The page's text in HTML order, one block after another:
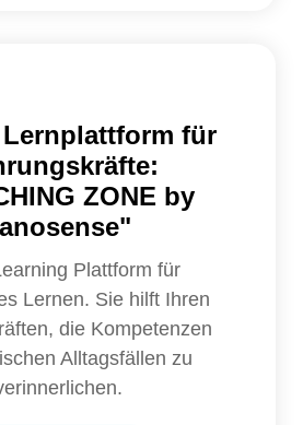
für
ZONE by
Plattform für
Lernen. Sie hilft Ihren
die Kompetenzen
Alltagsfällen zu